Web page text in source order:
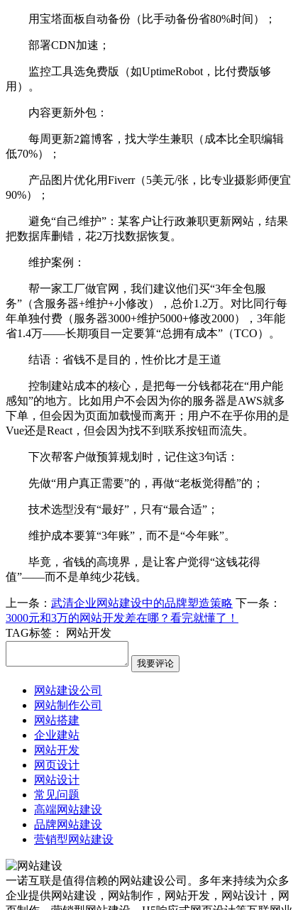
用宝塔面板自动备份（比手动备份省80%时间）；
部署CDN加速；
监控工具选免费版（如UptimeRobot，比付费版够
用）。
内容更新外包：
每周更新2篇博客，找大学生兼职（成本比全职编辑
低70%）；
产品图片优化用Fiverr（5美元/张，比专业摄影师便宜
90%）；
避免“自己维护”：某客户让行政兼职更新网站，结果
把数据库删错，花2万找数据恢复。
维护案例：
帮一家工厂做官网，我们建议他们买“3年全包服
务”（含服务器+维护+小修改），总价1.2万。对比同行每
年单独付费（服务器3000+维护5000+修改2000），3年能
省1.4万——长期项目一定要算“总拥有成本”（TCO）。
结语：省钱不是目的，性价比才是王道
控制建站成本的核心，是把每一分钱都花在“用户能
感知”的地方。比如用户不会因为你的服务器是AWS就多
下单，但会因为页面加载慢而离开；用户不在乎你用的是
Vue还是React，但会因为找不到联系按钮而流失。
下次帮客户做预算规划时，记住这3句话：
先做“用户真正需要”的，再做“老板觉得酷”的；
技术选型没有“最好”，只有“最合适”；
维护成本要算“3年账”，而不是“今年账”。
毕竟，省钱的高境界，是让客户觉得“这钱花得
值”——而不是单纯少花钱。
上一条： 武清企业网站建设中的品牌塑造策略 下一条：
3000元和3万的网站开发差在哪？看完就懂了！
TAG标签：
网站开发
网站建设公司
网站制作公司
网站搭建
企业建站
网站开发
网页设计
网站设计
常见问题
高端网站建设
品牌网站建设
营销型网站建设
一诺互联是值得信赖的网站建设公司。多年来持续为众多
企业提供网站建设，网站制作，网站开发，网站设计，网